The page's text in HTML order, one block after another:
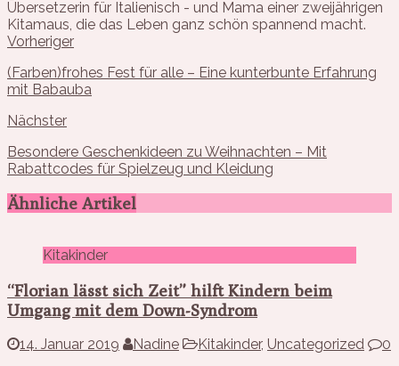
Übersetzerin für Italienisch - und Mama einer zweijährigen
Kitamaus, die das Leben ganz schön spannend macht.
Vorheriger
(Farben)frohes Fest für alle – Eine kunterbunte Erfahrung
mit Babauba
Nächster
Besondere Geschenkideen zu Weihnachten – Mit
Rabattcodes für Spielzeug und Kleidung
Ähnliche Artikel
Kitakinder
“Florian lässt sich Zeit” hilft Kindern beim
Umgang mit dem Down-Syndrom
14. Januar 2019 Nadine Kitakinder, Uncategorized
0